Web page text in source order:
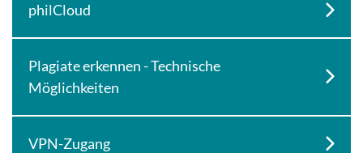
philCloud
Plagiate erkennen - Technische
Möglichkeiten
VPN-Zugang